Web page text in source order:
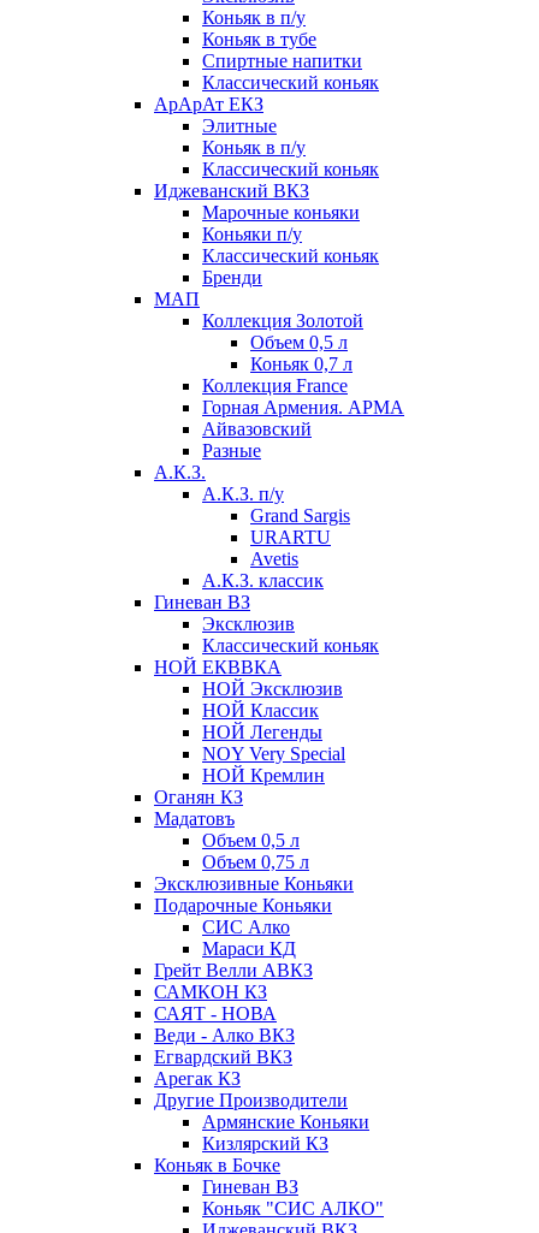
Коньяк в п/у
Коньяк в тубе
Спиртные напитки
Классический коньяк
АрАрАт ЕКЗ
Элитные
Коньяк в п/у
Классический коньяк
Иджеванский ВКЗ
Марочные коньяки
Коньяки п/у
Классический коньяк
Бренди
МАП
Коллекция Золотой
Объем 0,5 л
Коньяк 0,7 л
Коллекция France
Горная Армения. АРМА
Айвазовский
Разные
А.К.З.
А.К.З. п/у
Grand Sargis
URARTU
Avetis
А.К.З. классик
Гиневан ВЗ
Эксклюзив
Классический коньяк
НОЙ ЕКВВКА
НОЙ Эксклюзив
НОЙ Классик
НОЙ Легенды
NOY Very Speсial
НОЙ Кремлин
Оганян КЗ
Мадатовъ
Объем 0,5 л
Объем 0,75 л
Эксклюзивные Коньяки
Подарочные Коньяки
СИС Алко
Мараси КД
Грейт Велли АВКЗ
САМКОН КЗ
САЯТ - НОВА
Веди - Алко ВКЗ
Егвардский ВКЗ
Арегак КЗ
Другие Производители
Армянские Коньяки
Кизлярский КЗ
Коньяк в Бочке
Гиневан ВЗ
Коньяк "СИС АЛКО"